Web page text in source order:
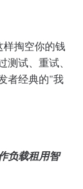
掏空你的钱
试、重试、
者经典的"我
负载租用智